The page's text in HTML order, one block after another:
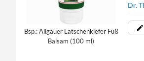
Bsp.: Allgäuer Latschenkiefer Fuß
Balsam (100 ml)
Dr.